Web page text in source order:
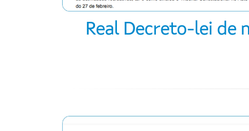
Real Decreto-lei de